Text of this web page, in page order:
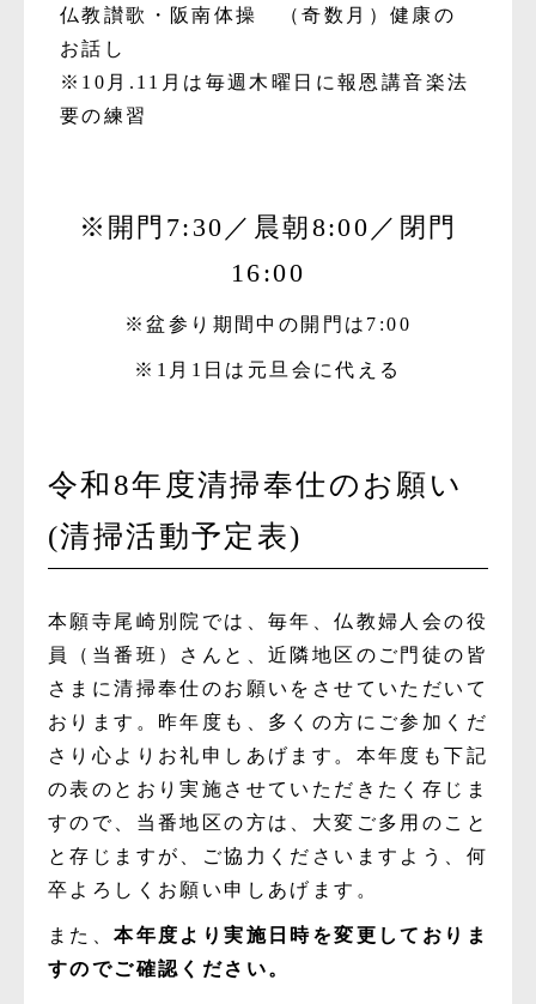
仏教讃歌・阪南体操 （奇数月）健康の
お話し
※10月.11月は毎週木曜日に報恩講音楽法
要の練習
※開門7:30／晨朝8:00／閉門
16:00
※盆参り期間中の開門は7:00
※1月1日は元旦会に代える
令和8年度清掃奉仕のお願い
(清掃活動予定表)
本願寺尾崎別院では、毎年、仏教婦人会の役
員（当番班）さんと、近隣地区のご門徒の皆
さまに清掃奉仕のお願いをさせていただいて
おります。昨年度も、多くの方にご参加くだ
さり心よりお礼申しあげます。本年度も下記
の表のとおり実施させていただきたく存じま
すので、当番地区の方は、大変ご多用のこと
と存じますが、ご協力くださいますよう、何
卒よろしくお願い申しあげます。
また、本年度より実施日時を変更しておりま
すのでご確認ください。